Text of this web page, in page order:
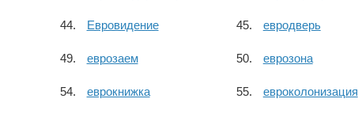
Евровидение евродверь
еврозаем еврозона
еврокнижка евроколонизация